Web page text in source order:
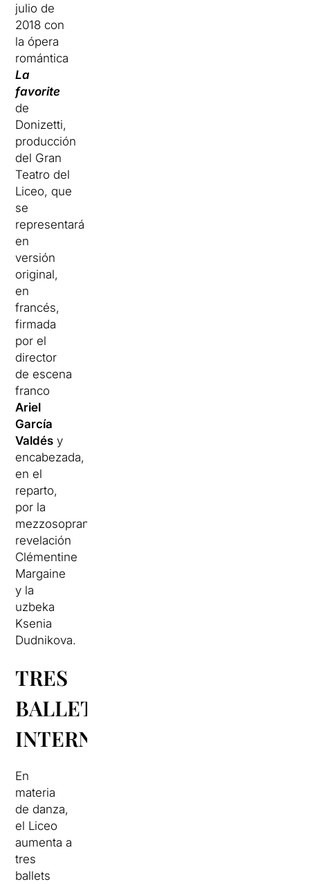
julio de
2018 con
la ópera
romántica
La
favorite
de
Donizetti,
producción
del Gran
Teatro del
Liceo, que
se
representará
en
versión
original,
en
francés,
firmada
por el
director
de escena
franco
Ariel
García
Valdés y
encabezada,
en el
reparto,
por la
mezzosoprano
revelación
Clémentine
Margaine
y la
uzbeka
Ksenia
Dudnikova.
TRES
BALLETS
INTERNACIONALES
En
materia
de danza,
el Liceo
aumenta a
tres
ballets